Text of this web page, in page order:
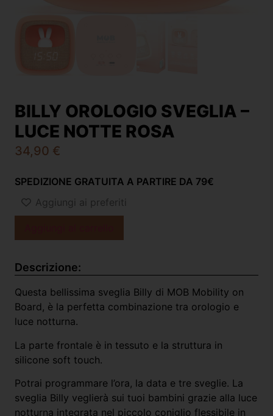
BILLY OROLOGIO SVEGLIA –
LUCE NOTTE ROSA
34,90 €
SPEDIZIONE GRATUITA A PARTIRE DA 79€
Aggiungi ai preferiti
Descrizione:
Questa bellissima sveglia Billy di MOB Mobility on
Board, è la perfetta combinazione tra orologio e
luce notturna.
La parte frontale è in tessuto e la struttura in
silicone soft touch.
Potrai programmare l’ora, la data e tre sveglie. La
sveglia Billy veglierà sui tuoi bambini grazie alla luce
notturna integrata nel piccolo coniglio flessibile in